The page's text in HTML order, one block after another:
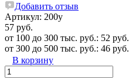
Добавить отзыв
Артикул: 200у
57 руб.
от 100 до 300 тыс. руб.: 52 руб.
от 300 до 500 тыс. руб.: 46 руб.
В корзину